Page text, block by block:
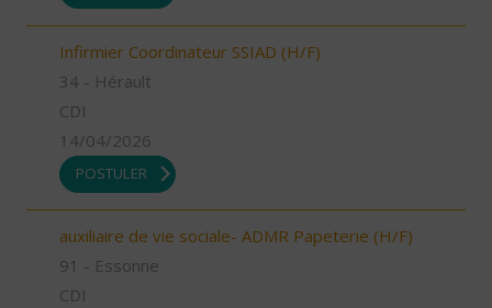
Infirmier Coordinateur SSIAD (H/F)
34 - Hérault
CDI
14/04/2026
POSTULER
auxiliaire de vie sociale- ADMR Papeterie (H/F)
91 - Essonne
CDI